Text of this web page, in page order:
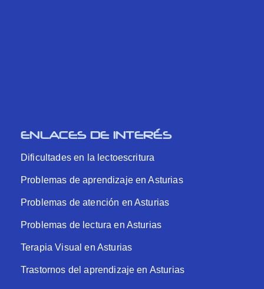
ENLACES DE INTERÉS
Dificultades en la lectoescritura
Problemas de aprendizaje en Asturias
Problemas de atención en Asturias
Problemas de lectura en Asturias
Terapia Visual en Asturias
Trastornos del aprendizaje en Asturias